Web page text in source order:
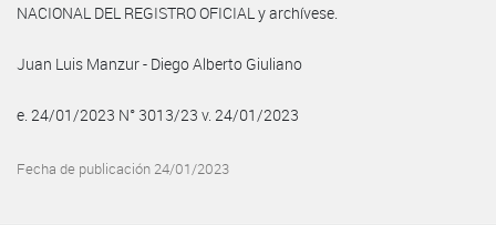
NACIONAL DEL REGISTRO OFICIAL y archívese.
Juan Luis Manzur - Diego Alberto Giuliano
e. 24/01/2023 N° 3013/23 v. 24/01/2023
Fecha de publicación 24/01/2023